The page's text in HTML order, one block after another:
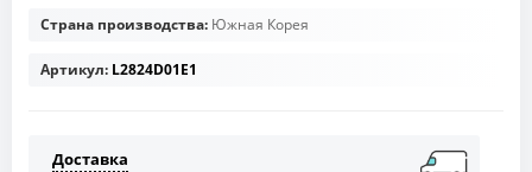
Страна производства: Южная Корея
Артикул: L2824D01E1
Доставка